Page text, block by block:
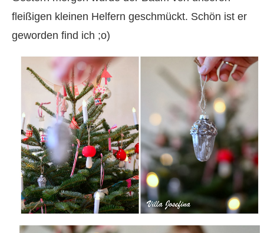
fleißigen kleinen Helfern geschmückt. Schön ist er
geworden find ich ;o)